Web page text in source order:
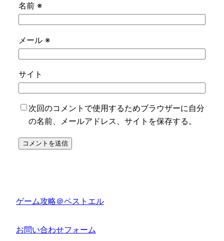
名前 ※
メール ※
サイト
次回のコメントで使用するためブラウザーに自分
の名前、メールアドレス、サイトを保存する。
ゲーム攻略＠ペストエル
お問い合わせフォーム